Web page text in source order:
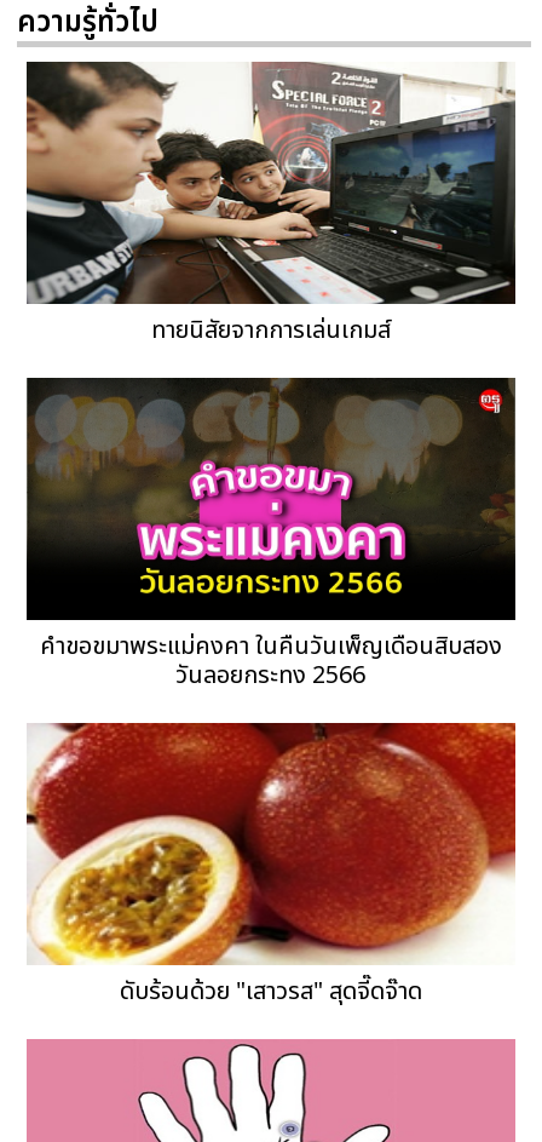
ความรู้ทั่วไป
ทายนิสัยจากการเล่นเกมส์
คำขอขมาพระแม่คงคา ในคืนวันเพ็ญเดือนสิบสอง
วันลอยกระทง 2566
ดับร้อนด้วย "เสาวรส" สุดจี๊ดจ๊าด